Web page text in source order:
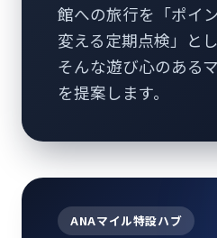
館への旅行を「ポイ
変える定期点検」と
そんな遊び心のある
を提案します。
ANAマイル特設ハブ